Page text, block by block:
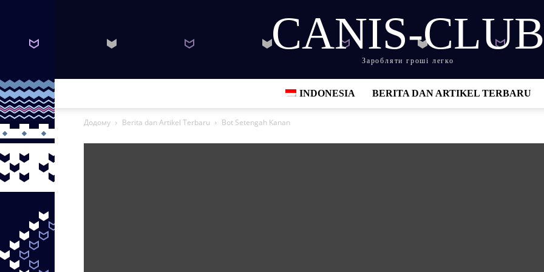
CANIS-CLUB
Заробляти гроші легко
INDONESIA BERITA DAN ARTIKEL TERBARU
Додому Berita dan Artikel Terbaru Bot Setengah Kanan